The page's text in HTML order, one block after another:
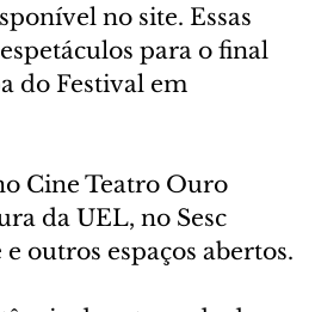
no site. Essas
para o final
do Festival em
Cine Teatro Ouro
da UEL, no Sesc
outros espaços abertos.